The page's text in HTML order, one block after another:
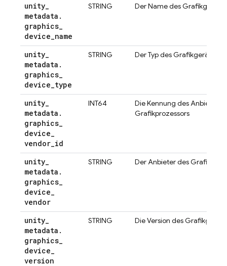
unity_
metadata .
graphics_
device_name
STRING Der Name des Grafikgeräts
unity_
metadata .
graphics_
device_type
STRING Der Typ des Grafikgeräts
unity_
metadata .
graphics_
device_
vendor_id
INT64
Die Kennung des Anbieters
Grafikprozessors
unity_
metadata .
graphics_
device_
vendor
STRING Der Anbieter des
unity_
metadata .
graphics_
device_
version
STRING Die Version des Grafikgeräts